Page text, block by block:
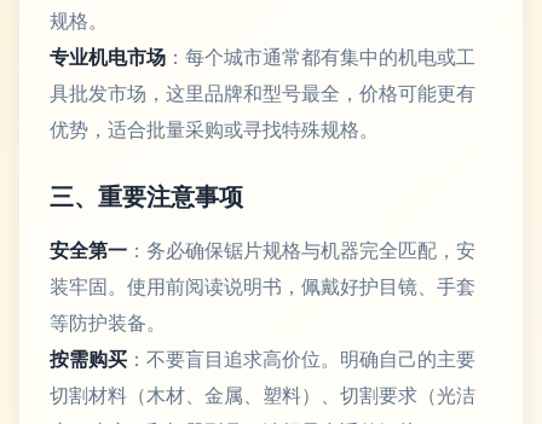
规格。
专业机电市场 ：每个城市通常都有集中的机电或工
具批发市场，这里品牌和型号最全，价格可能更有
优势，适合批量采购或寻找特殊规格。
三、重要注意事项
安全第一 ：务必确保锯片规格与机器完全匹配，安
装牢固。使用前阅读说明书，佩戴好护目镜、手套
等防护装备。
按需购买 ：不要盲目追求高价位。明确自己的主要
切割材料（木材、金属、塑料）、切割要求（光洁